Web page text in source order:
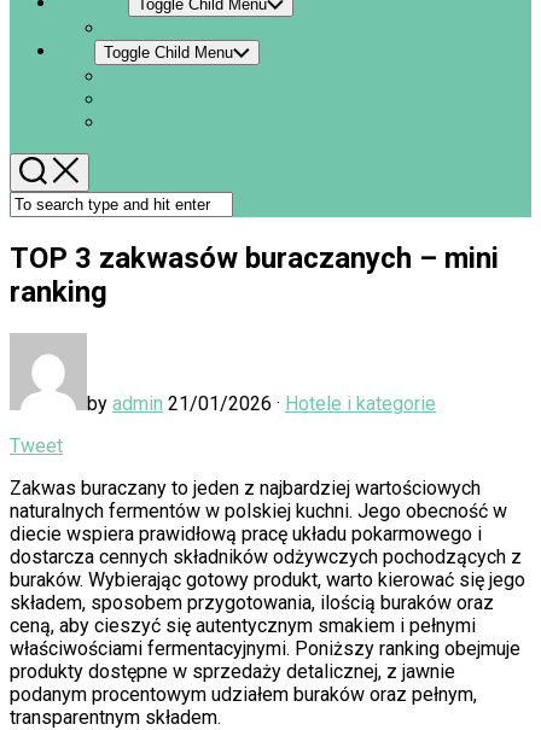
Toggle Child Menu
Toggle Child Menu
TOP 3 zakwasów buraczanych – mini
ranking
by admin 21/01/2026 · Hotele i kategorie
Tweet
Zakwas buraczany to jeden z najbardziej wartościowych
naturalnych fermentów w polskiej kuchni. Jego obecność w
diecie wspiera prawidłową pracę układu pokarmowego i
dostarcza cennych składników odżywczych pochodzących z
buraków. Wybierając gotowy produkt, warto kierować się jego
składem, sposobem przygotowania, ilością buraków oraz
ceną, aby cieszyć się autentycznym smakiem i pełnymi
właściwościami fermentacyjnymi. Poniższy ranking obejmuje
produkty dostępne w sprzedaży detalicznej, z jawnie
podanym procentowym udziałem buraków oraz pełnym,
transparentnym składem.